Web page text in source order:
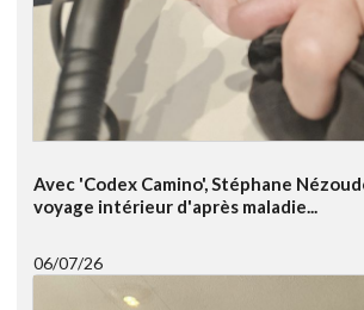
Avec 'Codex Camino', Stéphane
voyage intérieur d'après maladie...
06/07/26